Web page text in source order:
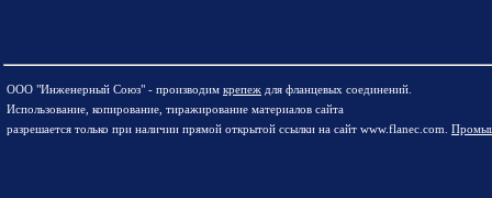
ООО "Инженерный Союз" - производим крепеж для фланцевых соединений.
Использование, копирование, тиражирование материалов сайта
разрешается только при наличии прямой открытой ссылки на сайт www.flanec.com.